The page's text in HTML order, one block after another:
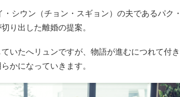
シウン（チョン・スギョン）の夫であるパク・
り出した離婚の提案。
いたへリュンですが、物語が進むにつれて付き
かになっていきます。